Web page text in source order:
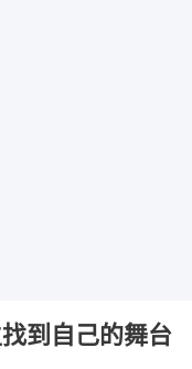
到自己的舞台